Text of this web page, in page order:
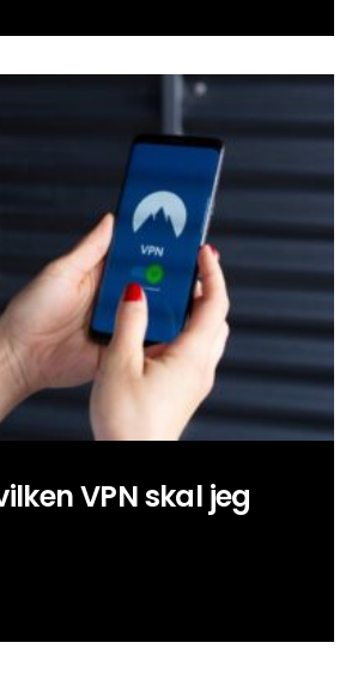
VPN skal jeg